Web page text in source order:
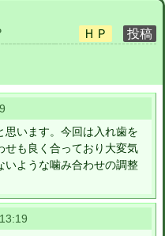
思います。今回は入れ歯を
せも良く合っており大変気
いような噛み合わせの調整